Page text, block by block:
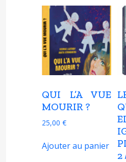
QUI L’A VUE
MOURIR ?
25,00 €
Ajouter au panier
2